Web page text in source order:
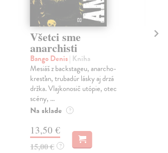
Všetci sme
anarchisti
Bango Denis| Kniha
Mesiáš z backstageu, anarcho-
kresťan, trubadúr lásky aj drzá
držka. Vlajkonosič utópie, otec
scény, ...
Na sklade ?
13,50 €
15,00 € ?
V